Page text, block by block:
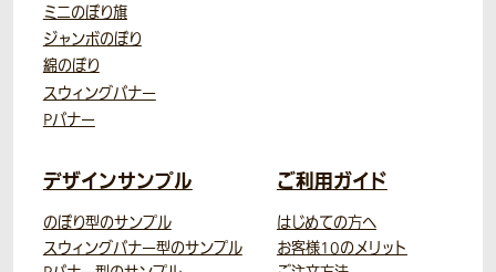
ミニのぼり旗
ジャンボのぼり
綿のぼり
スウィングバナー
Pバナー
デザインサンプル
のぼり型のサンプル
スウィングバナー型のサンプル
ご利用ガイド
はじめての方へ
お客様10のメリット